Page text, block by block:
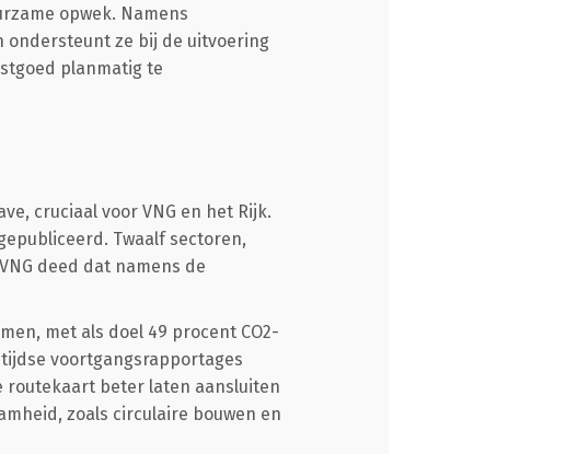
opwek. Namens
ze bij de uitvoering
planmatig te
cruciaal voor VNG en het Rijk.
Twaalf sectoren,
deed dat namens de
met als doel 49 procent CO2-
voortgangsrapportages
routekaart beter laten aansluiten
zoals circulaire bouwen en